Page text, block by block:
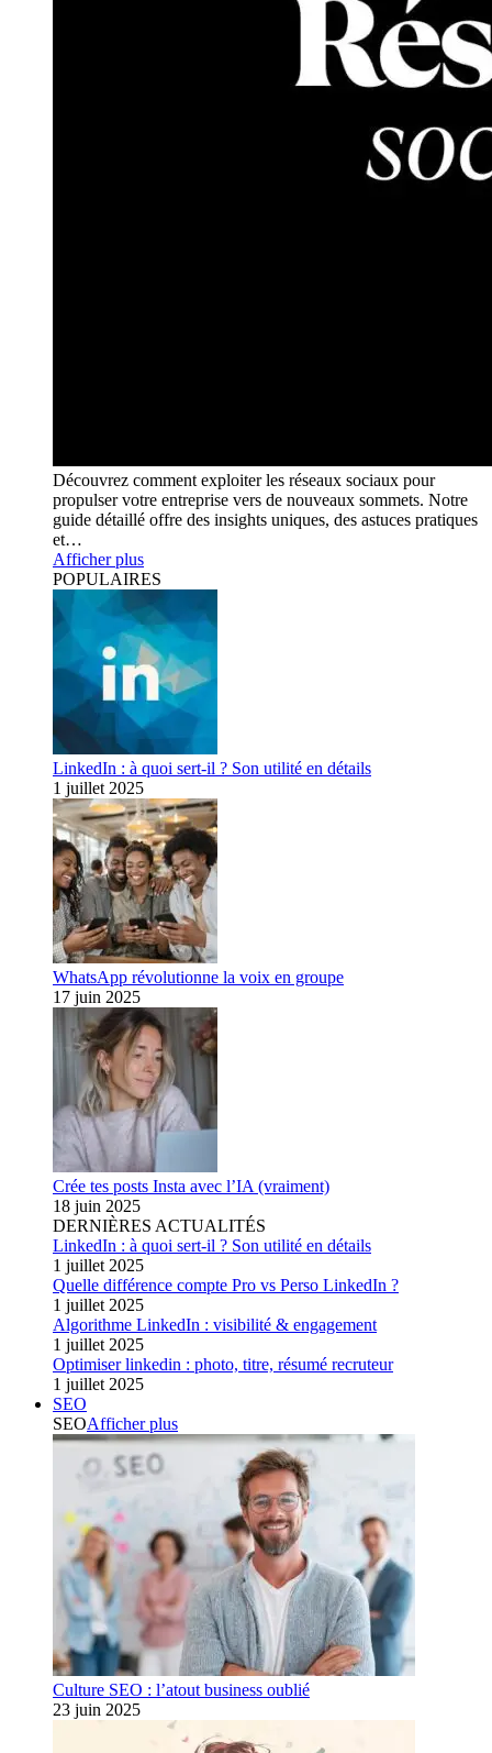
Découvrez comment exploiter les réseaux sociaux pour
propulser votre entreprise vers de nouveaux sommets. Notre
guide détaillé offre des insights uniques, des astuces pratiques
et…
Afficher plus
POPULAIRES
LinkedIn : à quoi sert-il ? Son utilité en détails
1 juillet 2025
WhatsApp révolutionne la voix en groupe
17 juin 2025
Crée tes posts Insta avec l’IA (vraiment)
18 juin 2025
DERNIÈRES ACTUALITÉS
LinkedIn : à quoi sert-il ? Son utilité en détails
1 juillet 2025
Quelle différence compte Pro vs Perso LinkedIn ?
1 juillet 2025
Algorithme LinkedIn : visibilité & engagement
1 juillet 2025
Optimiser linkedin : photo, titre, résumé recruteur
1 juillet 2025
SEO
SEOAfficher plus
Culture SEO : l’atout business oublié
23 juin 2025